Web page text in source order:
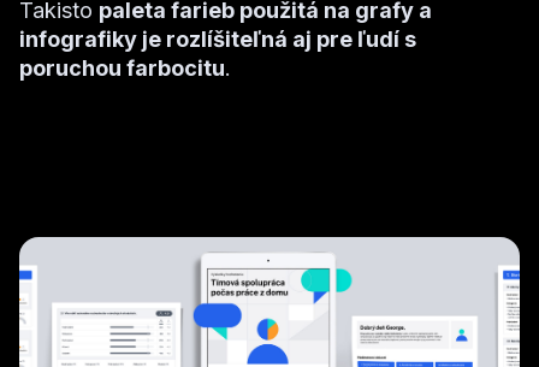
Takisto paleta farieb použitá na grafy a
infografiky je rozlíšiteľná aj pre ľudí s
poruchou farbocitu.